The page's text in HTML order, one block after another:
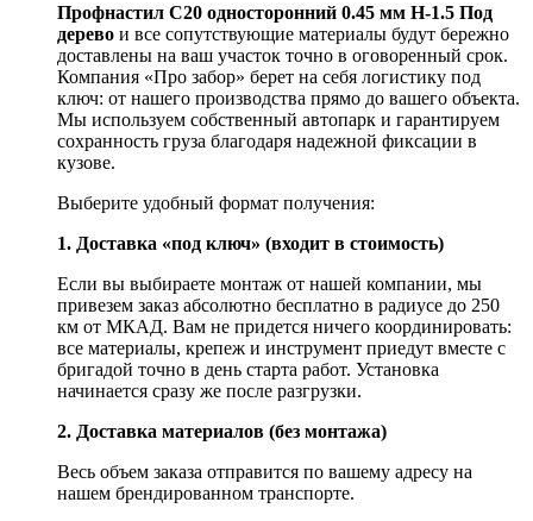
Профнастил С20 односторонний 0.45 мм H-1.5 Под
дерево и все сопутствующие материалы будут бережно
доставлены на ваш участок точно в оговоренный срок.
Компания «Про забор» берет на себя логистику под
ключ: от нашего производства прямо до вашего объекта.
Мы используем собственный автопарк и гарантируем
сохранность груза благодаря надежной фиксации в
кузове.
Выберите удобный формат получения:
1. Доставка «под ключ» (входит в стоимость)
Если вы выбираете монтаж от нашей компании, мы
привезем заказ абсолютно бесплатно в радиусе до 250
км от МКАД. Вам не придется ничего координировать:
все материалы, крепеж и инструмент приедут вместе с
бригадой точно в день старта работ. Установка
начинается сразу же после разгрузки.
2. Доставка материалов (без монтажа)
Весь объем заказа отправится по вашему адресу на
нашем брендированном транспорте.